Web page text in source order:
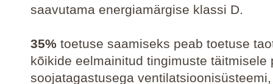
saavutama energiamärgise klassi D.
35% toetuse saamiseks peab toetuse
kõikide eelmainitud tingimuste täitmisele
soojatagastusega